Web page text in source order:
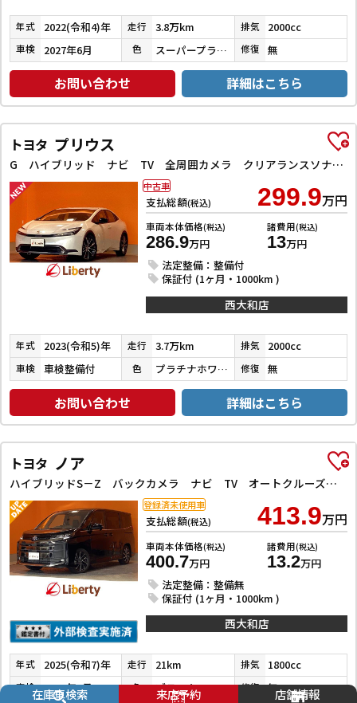
年式 2022(令和4)年 走行 3.8万km 排気 2000cc
車検 2027年6月 色 スーパープラチナグレーメタリック 修復 無
お問い合わせ 詳細はこちら
トヨタ プリウス
G ハイブリッド ナビ TV 全周囲カメラ クリアランスソナー オートクルーズコントロール レーンアシスト 衝突被害軽減システム オートマチックハイビーム オートライト LEDヘッドランプ スマートキー
支払総額(税込) 299.9万円
車両本体価格(税込)
286.9万円
諸費用(税込)
13万円
法定整備：整備付
保証付 (1ヶ月・1000km )
中古車
西大和店
年式 2023(令和5)年 走行 3.7万km 排気 2000cc
車検 車検整備付 色 プラチナホワイトパールマイカ 修復 無
お問い合わせ 詳細はこちら
トヨタ ノア
ハイブリッドS－Z バックカメラ ナビ TV オートクルーズコントロール レーンアシスト 衝突被害軽減システム オートマチックハイビーム オートライト LEDヘッドランプ スマートキー アイドリングストップ
支払総額(税込) 413.9万円
車両本体価格(税込)
400.7万円
諸費用(税込)
13.2万円
法定整備：整備無
保証付 (1ヶ月・1000km )
登録済未使用車
西大和店
年式 2025(令和7)年 走行 21km 排気 1800cc
車検 2028年6月 色 ブラック 修復 無
在庫車検索 来店予約 店舗情報